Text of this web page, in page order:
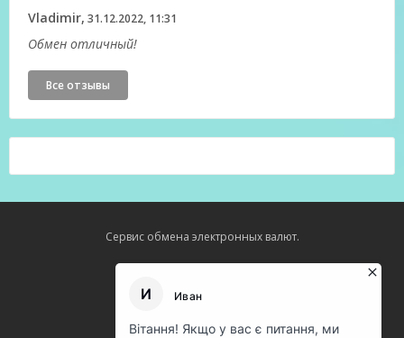
Vladimir, 31.12.2022, 11:31
Обмен отличный!
Все отзывы
Сервис обмена электронных валют.